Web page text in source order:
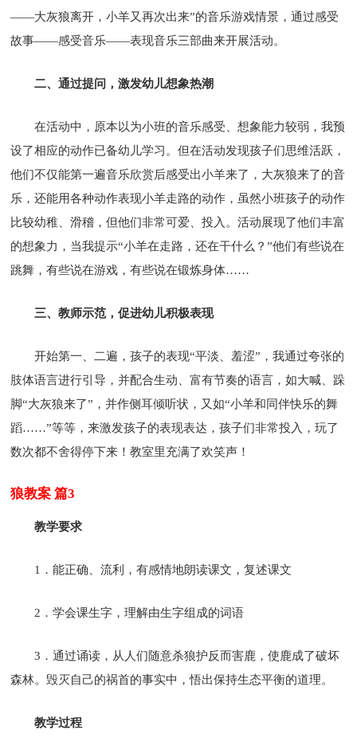
——大灰狼离开，小羊又再次出来”的音乐游戏情景，通过感受
故事——感受音乐——表现音乐三部曲来开展活动。
二、通过提问，激发幼儿想象热潮
在活动中，原本以为小班的音乐感受、想象能力较弱，我预
设了相应的动作已备幼儿学习。但在活动发现孩子们思维活跃，
他们不仅能第一遍音乐欣赏后感受出小羊来了，大灰狼来了的音
乐，还能用各种动作表现小羊走路的动作，虽然小班孩子的动作
比较幼稚、滑稽，但他们非常可爱、投入。活动展现了他们丰富
的想象力，当我提示“小羊在走路，还在干什么？”他们有些说在
跳舞，有些说在游戏，有些说在锻炼身体……
三、教师示范，促进幼儿积极表现
开始第一、二遍，孩子的表现“平淡、羞涩”，我通过夸张的
肢体语言进行引导，并配合生动、富有节奏的语言，如大喊、跺
脚“大灰狼来了”，并作侧耳倾听状，又如“小羊和同伴快乐的舞
蹈……”等等，来激发孩子的表现表达，孩子们非常投入，玩了
数次都不舍得停下来！教室里充满了欢笑声！
狼教案 篇3
教学要求
1．能正确、流利，有感情地朗读课文，复述课文
2．学会课生字，理解由生字组成的词语
3．通过诵读，从人们随意杀狼护反而害鹿，使鹿成了破坏
森林。毁灭自己的祸首的事实中，悟出保持生态平衡的道理。
教学过程